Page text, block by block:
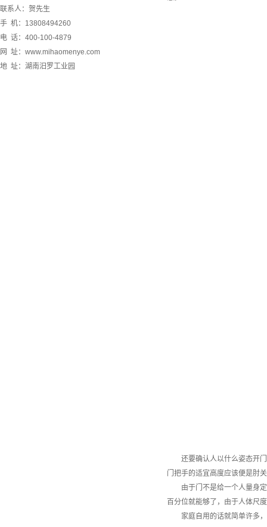
联系人：贺先生
手 机：13808494260
电 话：400-100-4879
网 址：www.mihaomenye.com
地 址：湖南汨罗工业园
还要确认人以什么姿态开门
门把手的适宜高度应该便是肘
由于门不是给一个人量身定
百分位就能够了，由于人体尺
家庭自用的话就简单许多，